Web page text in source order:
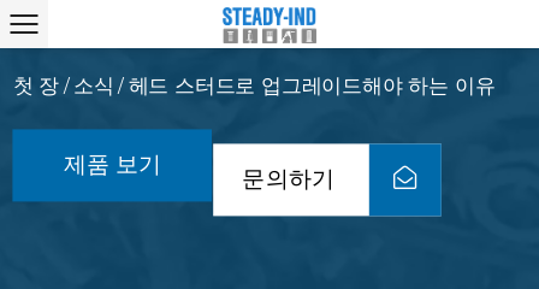
첫 장 / 소식 / 헤드 스터드로 업그레이드해야 하는 이유
제품 보기
문의하기